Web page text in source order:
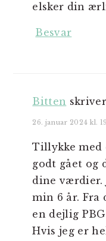
elsker din
Besvar
Bitten skriver
26. januar 2024 kl.
Tillykke med
godt gået og
dine værdier.
min 6 år. Fra
en dejlig
Hvis jeg er